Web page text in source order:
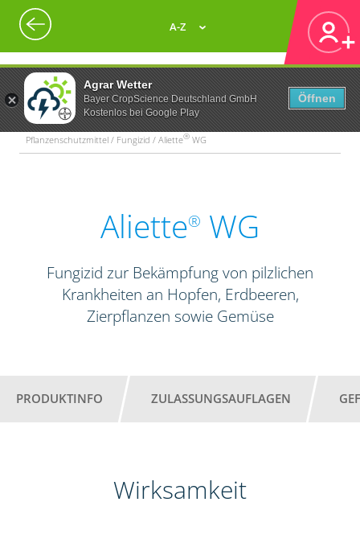
Agrar Wetter
Bayer CropScience Deutschland GmbH
Kostenlos bei Google Play
Öffnen
A-Z
Pflanzenschutzmittel / Fungizid / Aliette® WG
Aliette® WG
Fungizid zur Bekämpfung von pilzlichen
Krankheiten an Hopfen, Erdbeeren,
Zierpflanzen sowie Gemüse
PRODUKTINFO ZULASSUNGSAUFLAGEN
Wirksamkeit